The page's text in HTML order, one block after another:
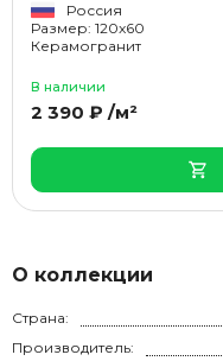
О коллекции
Страна:
Производитель:
Россия
Размер: 120x60
Керамогранит
В наличии
2 390 ₽ /м²